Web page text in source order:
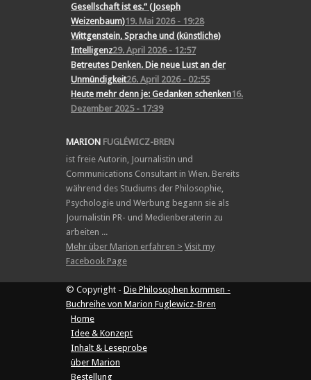
Gesellschaft ist es.“ (Joseph
Weizenbaum)19. Mai 2026 - 19:28
Wittgenstein, Sprache und (künstliche)
Intelligenz29. April 2026 - 12:57
Betreutes Denken. Die neue Lust an der
Unmündigkeit26. April 2026 - 02:55
Heute mehr denn je: Gedanken schenken16.
Dezember 2025 - 17:39
MARION FUGLÉWICZ-BREN
ist freie Autorin, Journalistin und
Communications Consultant in Wien. Bereits
während des Studiums der Philosophie,
Psychologie und Werbung begann sie als
Journalistin PR- und Medienberaterin zu
arbeiten ...
Mehr über Marion erfahren > Visit my
Facebook Page
© Copyright - Die Philosophen kommen -
Buchreihe von Marion Fuglewicz-Bren
Home
Idee & Konzept
Inhalt & Leseprobe
über Marion
Bestellung